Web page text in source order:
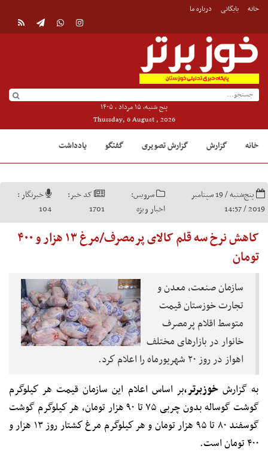
خانه بایگانی درباره ما
پنج شنبه, ۱۵ مرداد , ۱۴۰۵
Thursday, 6 August , 2026
خانه گزارش گزارش تصویری گفتگو یادداشت
پنج‌شنبه / 19 سپتامبر
2019 / 14:57
سرویس:
اخبار ویژه
کد خبر:
1701
خبرنگار :
104
کاهش نرخ سه قلم کالای پرمصرف/مرغ ۱۳ هزار و ۴۰۰
تومان
سازمان صنعت، معدن و
تجارت‌ خوزستان قيمت
متوسط اقلام پرمصرف
خانوار در بازارهای مختلف
اهواز در روز ۲۰ شهریورماه را اعلام كرد.
به گزارشخوزبرتر،بر اساس اعلام این سازمان قيمت هر كيلوگرم
گوشت گوساله بدون چربی ۷۵ تا ۹۰ هزار تومان، هر كيلوگرم گوشت
گوسفند ۸۰ تا ۹۵ هزار تومان و هر كيلوگرم مرغ كشتار روز ۱۳ هزار و
۴۰۰ تومان است.